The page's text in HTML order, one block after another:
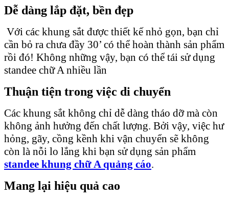
Dễ dàng lắp đặt, bền đẹp
Với các khung sắt được thiết kế nhỏ gọn, bạn chỉ
cần bỏ ra chưa đầy 30’ có thể hoàn thành sản phẩm
rồi đó! Không những vậy, bạn có thể tái sử dụng
standee chữ A nhiều lần
Thuận tiện trong việc di chuyển
Các khung sắt không chỉ dễ dàng tháo dỡ mà còn
không ảnh hưởng đến chất lượng. Bởi vậy, việc hư
hỏng, gãy, cồng kềnh khi vận chuyển sẽ không
còn là nỗi lo lắng khi bạn sử dụng sản phẩm
standee khung chữ A quảng cáo.
Mang lại hiệu quả cao